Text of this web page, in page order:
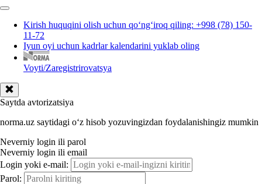
Kirish huquqini olish uchun qoʻngʻiroq qiling: +998 (78) 150-
11-72
Iyun oyi uchun kadrlar kalendarini yuklab oling
Voyti/Zaregistrirovatsya
Saytda avtorizatsiya
norma.uz saytidagi oʻz hisob yozuvingizdan foydalanishingiz mumkin
Neverniy login ili parol
Neverniy login ili email
Login yoki e-mail:
Parol: